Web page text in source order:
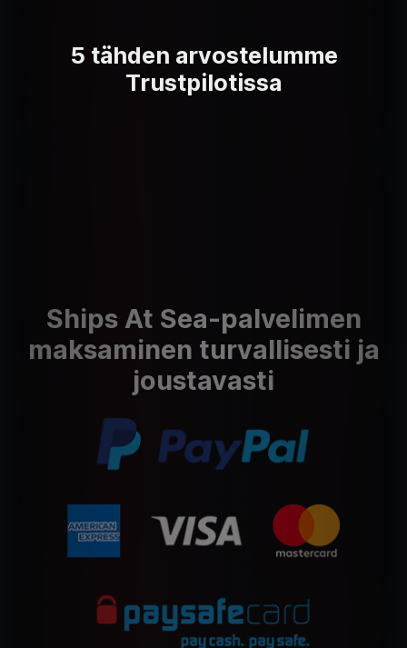
5 tähden arvostelumme
Trustpilotissa
Ships At Sea-palvelimen
maksaminen turvallisesti ja
joustavasti